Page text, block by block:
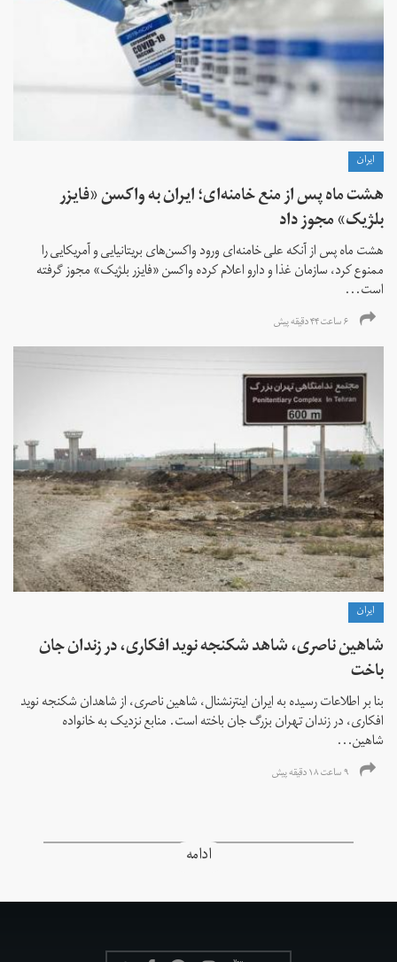
ايران
هشت ماه پس از منع خامنه‌ای؛ ایران به واکسن «فایزر
بلژیک» مجوز داد
هشت ماه پس از آنکه علی خامنه‌ای ورود واکسن‌های بریتانیایی و آمریکایی را
ممنوع کرد، سازمان غذا و دارو اعلام کرده واکسن «فایزر بلژیک» مجوز گرفته
است...
۶ ساعت ۴۴ دقیقه پیش
ايران
شاهین ناصری، شاهد شکنجه نوید افکاری، در زندان جان
باخت
بنا بر اطلاعات رسیده به ایران اینترنشنال، شاهین ناصری، از شاهدان شکنجه نوید
افکاری، در زندان تهران بزرگ جان باخته است. منابع نزدیک به خانواده
شاهین...
۹ ساعت ۱۸ دقیقه پیش
ادامه